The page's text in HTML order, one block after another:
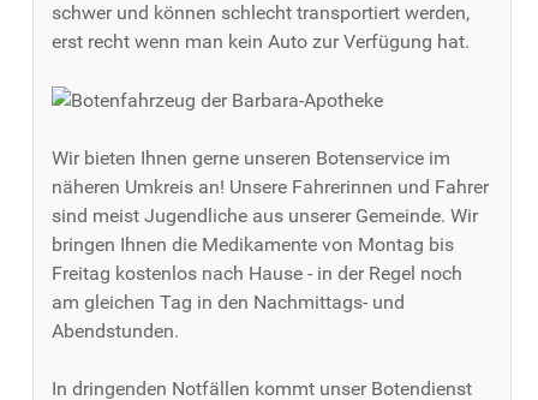
schwer und können schlecht transportiert werden,
erst recht wenn man kein Auto zur Verfügung hat.
Wir bieten Ihnen gerne unseren Botenservice im
näheren Umkreis an! Unsere Fahrerinnen und Fahrer
sind meist Jugendliche aus unserer Gemeinde. Wir
bringen Ihnen die Medikamente von Montag bis
Freitag kostenlos nach Hause - in der Regel noch
am gleichen Tag in den Nachmittags- und
Abendstunden.
In dringenden Notfällen kommt unser Botendienst